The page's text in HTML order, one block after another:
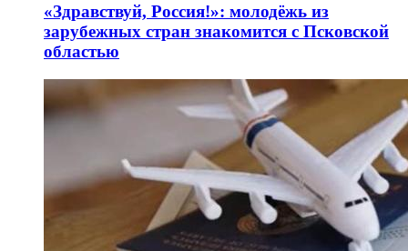
«Здравствуй, Россия!»: молодёжь из
зарубежных стран знакомится с Псковской
областью